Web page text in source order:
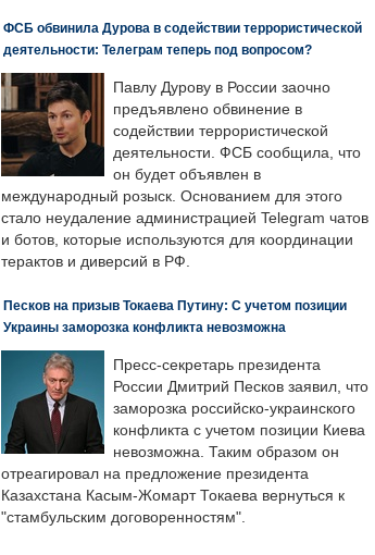
ФСБ обвинила Дурова в содействии террористической
деятельности: Телеграм теперь под вопросом?
Павлу Дурову в России заочно
предъявлено обвинение в
содействии террористической
деятельности. ФСБ сообщила, что
он будет объявлен в
международный розыск. Основанием для этого
стало неудаление администрацией Telegram чатов
и ботов, которые используются для координации
терактов и диверсий в РФ.
Песков на призыв Токаева Путину: С учетом позиции
Украины заморозка конфликта невозможна
Пресс-секретарь президента
России Дмитрий Песков заявил, что
заморозка российско-украинского
конфликта с учетом позиции Киева
невозможна. Таким образом он
отреагировал на предложение президента
Казахстана Касым-Жомарт Токаева вернуться к
"стамбульским договоренностям".